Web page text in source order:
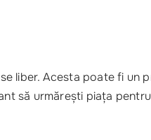
liber. Acesta poate fi
să urmărești piața